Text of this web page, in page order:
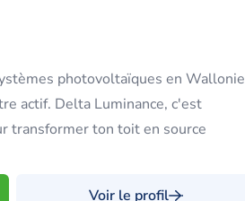
photovoltaïques en Wallonie
actif. Delta Luminance, c'est
transformer ton toit en source
Voir le profil